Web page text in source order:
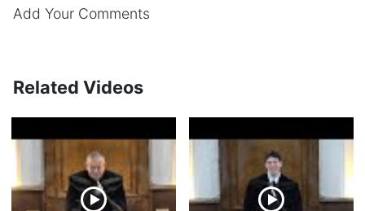
Add Your Comments
Related Videos